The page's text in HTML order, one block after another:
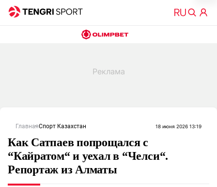
ГлавнаяСпорт Казахстан 18 июня 2026 13:19
Как Сатпаев попрощался с
“Кайратом“ и уехал в “Челси“.
Репортаж из Алматы